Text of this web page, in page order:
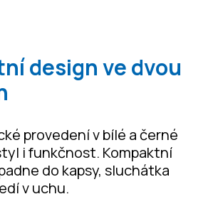
design ve dvou
provedení v bílé a černé
i funkčnost. Kompaktní
do kapsy, sluchátka
v uchu.